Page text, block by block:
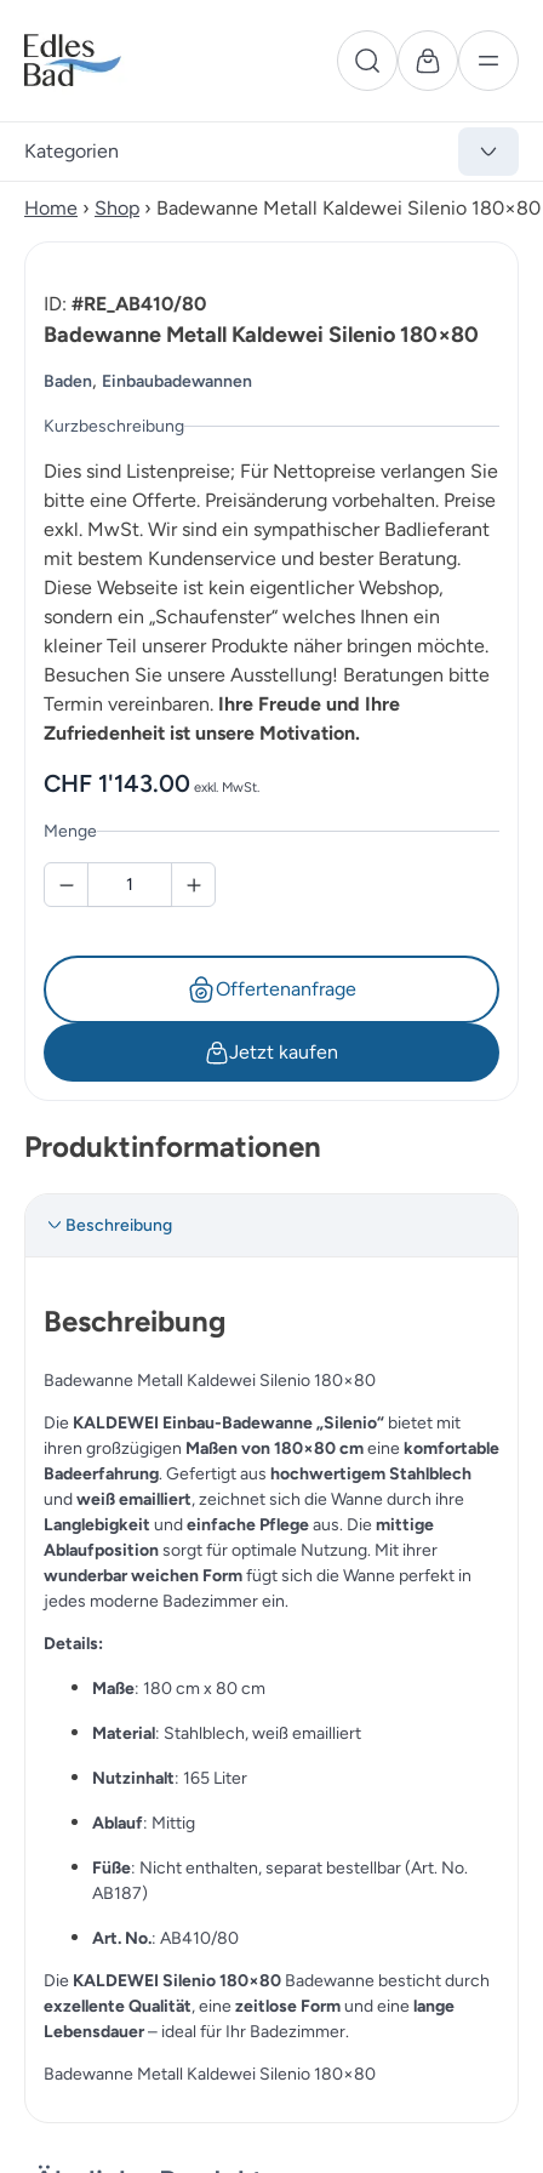
Kategorien
Home › Shop › Badewanne Metall Kaldewei Silenio 180×80
ID: #RE_AB410/80
Badewanne Metall Kaldewei Silenio 180×80
Baden, Einbaubadewannen
Kurzbeschreibung
Dies sind Listenpreise; Für Nettopreise verlangen Sie
bitte eine Offerte. Preisänderung vorbehalten. Preise
exkl. MwSt. Wir sind ein sympathischer Badlieferant
mit bestem Kundenservice und bester Beratung.
Diese Webseite ist kein eigentlicher Webshop,
sondern ein „Schaufenster“ welches Ihnen ein
kleiner Teil unserer Produkte näher bringen möchte.
Besuchen Sie unsere Ausstellung! Beratungen bitte
Termin vereinbaren. Ihre Freude und Ihre
Zufriedenheit ist unsere Motivation.
CHF 1'143.00 exkl. MwSt.
Menge
Offertenanfrage
Jetzt kaufen
Produktinformationen
Beschreibung
Beschreibung
Badewanne Metall Kaldewei Silenio 180×80
Die KALDEWEI Einbau-Badewanne „Silenio“ bietet mit
ihren großzügigen Maßen von 180×80 cmeinekomfortable
Badeerfahrung. Gefertigt aus hochwertigem Stahlblech
undweiß emailliert, zeichnet sich die Wanne durch ihre
Langlebigkeit undeinfache Pflegeaus. Diemittige
Ablaufpositionsorgt für optimale Nutzung. Mit ihrer
wunderbar weichen Formfügt sich die Wanne perfekt in
jedes moderne Badezimmer ein.
Details:
Maße: 180 cm x 80 cm
Material: Stahlblech, weiß emailliert
Nutzinhalt: 165 Liter
Ablauf: Mittig
Füße: Nicht enthalten, separat bestellbar (Art. No.
AB187)
Art. No.: AB410/80
Die KALDEWEI Silenio 180×80 Badewanne besticht durch
exzellente Qualität, einezeitlose Formund einelange
Lebensdauer– ideal für Ihr Badezimmer.
Badewanne Metall Kaldewei Silenio 180×80